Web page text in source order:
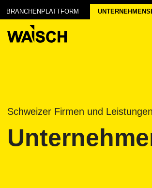
BRANCHENPLATTFORM
Schweizer Firmen und